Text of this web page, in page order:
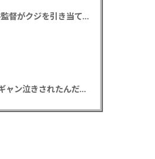
カープドラ1平川蓮！187cmのスイッチヒッター！立石正広を外し2度目の重複も新井監督がクジを引き当てる！【ドラフト会議2025】
【悲報】彼女「ごめん！俺くんの貯金、情報商材に使っちゃった」→…問い詰めたらギャン泣きされたんだが俺が悪いのか？